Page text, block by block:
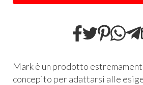
Mark è un prodotto
concepito per adattarsi alle